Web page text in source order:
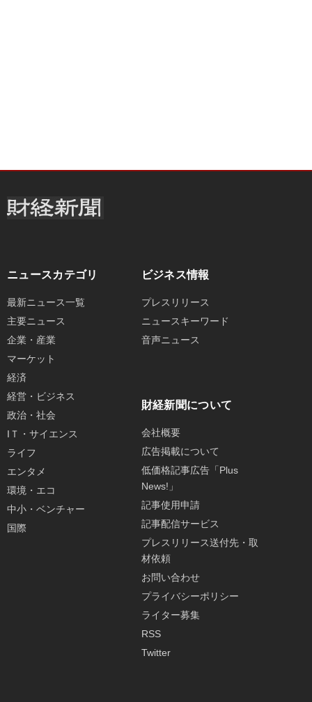
ニュースカテゴリ
最新ニュース一覧
主要ニュース
企業・産業
マーケット
経済
経営・ビジネス
政治・社会
IＴ・サイエンス
ライフ
エンタメ
環境・エコ
中小・ベンチャー
国際
ビジネス情報
プレスリリース
ニュースキーワード
音声ニュース
財経新聞について
会社概要
広告掲載について
低価格記事広告「Plus
News!」
記事使用申請
記事配信サービス
プレスリリース送付先・取
材依頼
お問い合わせ
プライバシーポリシー
ライター募集
RSS
Twitter